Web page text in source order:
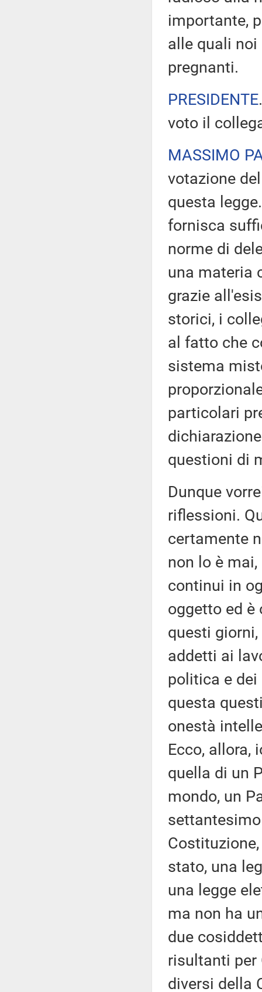
importante,
alle quali
pregnanti.
PRESIDENTE
voto il
MASSIMO
votazione
questa
fornisca
norme di
una materia
grazie
storici, i
al fatto che
sistema
particolari
questioni di
Dunque
riflessioni.
certamente
non lo è
continui in
oggetto ed
questi
addetti ai
politica e dei
questa
onestà
Ecco, allora,
quella di un
mondo, un
stato, una
una legge
ma non ha
due
risultanti per
diversi della